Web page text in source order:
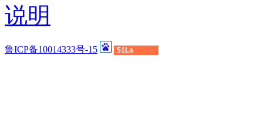
说明
鲁ICP备10014333号-15 51La